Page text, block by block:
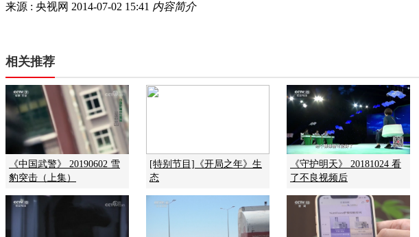
来源 : 央视网 2014-07-02 15:41 内容简介
相关推荐
《中国武警》 20190602 雪
豹突击（上集）
[特别节目]《开局之年》生
态
《守护明天》 20181024 看
了不良视频后